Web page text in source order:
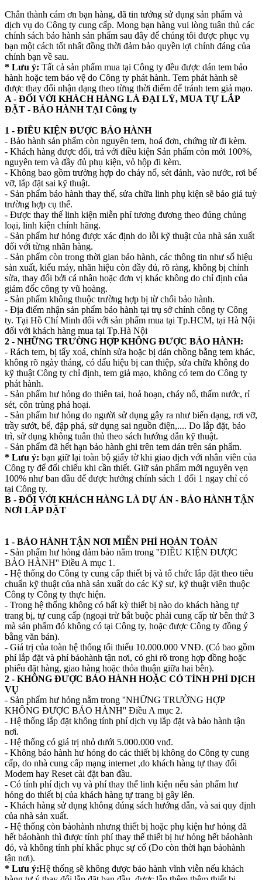
Chân thành cám ơn bạn hàng, đã tin tưởng sử dụng sản phẩm và
dịch vụ do Công ty cung cấp. Mong bạn hàng vui lòng tuân thủ các
chính sách bảo hành sản phẩm sau đây để chúng tôi được phục vụ
bạn một cách tốt nhất đồng thời đảm bảo quyền lợi chính đáng của
chính bạn về sau.
* Lưu ý: Tất cả sản phẩm mua tại Công ty đều được dán tem bảo
hành hoặc tem bảo vệ do Công ty phát hành. Tem phát hành sẽ
được thay đổi nhận dạng theo từng thời điểm để tránh tem giả mạo.
A - ĐỐI VỚI KHÁCH HÀNG LÀ ĐẠI LÝ, MUA TỰ LẮP
ĐẶT - BẢO HÀNH TẠI Công ty
1 - ĐIỀU KIỆN ĐƯỢC BẢO HÀNH
- Bảo hành sản phẩm còn nguyên tem, hoá đơn, chứng từ đi kèm.
- Khách hàng được đổi, trả với điều kiện Sản phẩm còn mới 100%,
nguyên tem và đầy đủ phụ kiện, vỏ hộp đi kèm.
- Không bao gồm trường hợp do cháy nổ, sét đánh, vào nước, rơi bể
vỡ, lắp đặt sai kỹ thuật.
- Sản phẩm bảo hành thay thế, sửa chữa linh phụ kiện sẽ báo giá tuỳ
trường hợp cụ thể.
- Được thay thế linh kiện miễn phí tương đương theo đúng chủng
loại, linh kiện chính hãng.
- Sản phẩm hư hỏng được xác định do lỗi kỹ thuật của nhà sản xuất
đối với từng nhãn hàng.
- Sản phẩm còn trong thời gian bảo hành, các thông tin như số hiệu
sản xuất, kiểu máy, nhãn hiệu còn đầy đủ, rõ ràng, không bị chỉnh
sửa, thay đổi bởi cá nhân hoặc đơn vị khác không do chỉ định của
giám đốc công ty vũ hoàng.
- Sản phẩm không thuộc trường hợp bị từ chối bảo hành.
- Địa điểm nhận sản phẩm bảo hành tại trụ sở chính công ty Công
ty. Tại Hồ Chí Minh đối với sản phẩm mua tại Tp.HCM, tại Hà Nội
đối với khách hàng mua tại Tp.Hà Nội
2 - NHỮNG TRƯỜNG HỢP KHÔNG ĐƯỢC BẢO HÀNH:
- Rách tem, bị tẩy xoá, chỉnh sửa hoặc bị dán chồng bằng tem khác,
không rõ ngày tháng, có dấu hiệu bị can thiệp, sửa chữa không do
kỹ thuật Công ty chỉ định, tem giả mạo, không có tem do Công ty
phát hành.
- Sản phẩm hư hỏng do thiên tai, hoả hoạn, cháy nổ, thấm nước, rỉ
sét, côn trùng phá hoại.
- Sản phẩm hư hỏng do người sử dụng gây ra như biến dạng, rơi vỡ,
trầy sướt, bể, đập phá, sử dụng sai nguồn điện,.... Do lắp đặt, bảo
trì, sử dụng không tuân thủ theo sách hướng dẫn kỹ thuật.
- Sản phẩm đã hết hạn bảo hành ghi trên tem dán trên sản phẩm.
* Lưu ý: bạn giữ lại toàn bộ giấy tờ khi giao dịch với nhân viên của
Công ty để đối chiếu khi cần thiết. Giữ sản phẩm mới nguyên vẹn
100% như ban đầu để được hưởng chính sách 1 đổi 1 ngay chỉ có
tại Công ty.
B - ĐỐI VỚI KHÁCH HÀNG LÀ DỰ ÁN - BẢO HÀNH TẬN
NƠI LẮP ĐẶT
1 - BẢO HÀNH TẬN NƠI MIỄN PHÍ HOÀN TOÀN
- Sản phẩm hư hỏng đảm bảo nằm trong ''ĐIỀU KIỆN ĐƯỢC
BẢO HÀNH'' Điều A mục 1.
- Hệ thống do Công ty cung cấp thiết bị và tổ chức lắp đặt theo tiêu
chuẩn kỹ thuật của nhà sản xuất do các Kỹ sư, kỹ thuật viên thuộc
Công ty Công ty thực hiện.
- Trong hệ thống không có bất kỳ thiết bị nào do khách hàng tự
trang bị, tự cung cấp (ngoại trừ bắt buộc phải cung cấp từ bên thứ 3
mà sản phẩm đó không có tại Công ty, hoặc được Công ty đồng ý
bằng văn bản).
- Giá trị của toàn hệ thống tối thiểu 10.000.000 VNĐ. (Có bao gồm
phí lắp đặt và phí bảohành tận nơi, có ghi rõ trong hợp đồng hoặc
phiếu đặt hàng, giao hàng hoặc thỏa thuận giữa hai bên).
2 - KHÔNG ĐƯỢC BẢO HÀNH HOẶC CÓ TÍNH PHÍ DỊCH
VỤ
- Sản phẩm hư hỏng nằm trong ''NHỮNG TRƯỜNG HỢP
KHÔNG ĐƯỢC BẢO HÀNH'' Điều A mục 2.
- Hệ thống lắp đặt không tính phí dịch vụ lắp đặt và bảo hành tận
nơi.
- Hệ thống có giá trị nhỏ dưới 5.000.000 vnđ.
- Không bảo hành hư hỏng do các thiết bị không do Công ty cung
cấp, do nhà cung cấp mạng internet ,do khách hàng tự thay đổi
Modem hay Reset cài đặt ban đầu.
- Có tính phí dịch vụ và phí thay thế linh kiện nếu sản phẩm hư
hỏng do thiết bị của khách hàng tự trang bị gây lên.
- Khách hàng sử dụng không đúng sách hướng dẫn, và sai quy định
của nhà sản xuất.
- Hệ thống còn bảohành nhưng thiết bị hoặc phụ kiện hư hỏng đã
hết bảohành thì được tính phí thay thế thiết bị hư hỏng hết bảohành
đó, và không tính phí khắc phục sự cố (Do còn thời hạn bảohành
tận nơi).
* Lưu ý:Hệ thống sẽ không được bảo hành vĩnh viễn nếu khách